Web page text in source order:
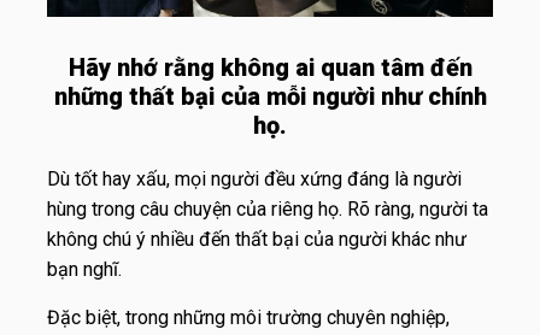
Hãy nhớ rằng không ai quan tâm đến
những thất bại của mỗi người như chính
họ.
Dù tốt hay xấu, mọi người đều xứng đáng là người
hùng trong câu chuyện của riêng họ. Rõ ràng, người ta
không chú ý nhiều đến thất bại của người khác như
bạn nghĩ.
Đặc biệt, trong những môi trường chuyên nghiệp,